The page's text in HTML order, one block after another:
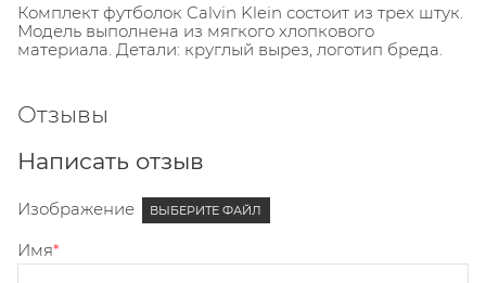
Комплект футболок Calvin Klein состоит из трех штук.
Модель выполнена из мягкого хлопкового
материала. Детали: круглый вырез, логотип бреда.
Отзывы
Написать отзыв
Изображение ВЫБЕРИТЕ ФАЙЛ
Имя